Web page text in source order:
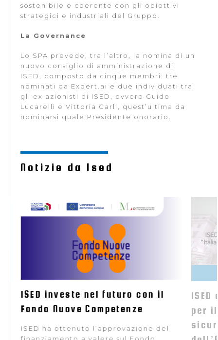
sostenibile e coerente con gli obiettivi
strategici e industriali del Gruppo.
La Governance
Lo SPA prevede, tra l’altro, la nomina di un
nuovo consiglio di amministrazione di
ISED, composto da cinque membri: tre
nominati da Expert.ai e due individuati tra
gli ex azionisti di ISED, ovvero Guido
Lucarelli e Vittoria Carli, quest’ultima da
nominarsi quale Presidente onorario.
Notizie da Ised
ISED investe nel futuro con il
Fondo Nuove Competenze
ISED ha ottenuto l’approvazione del
finanziamento a valere sul Fondo
per